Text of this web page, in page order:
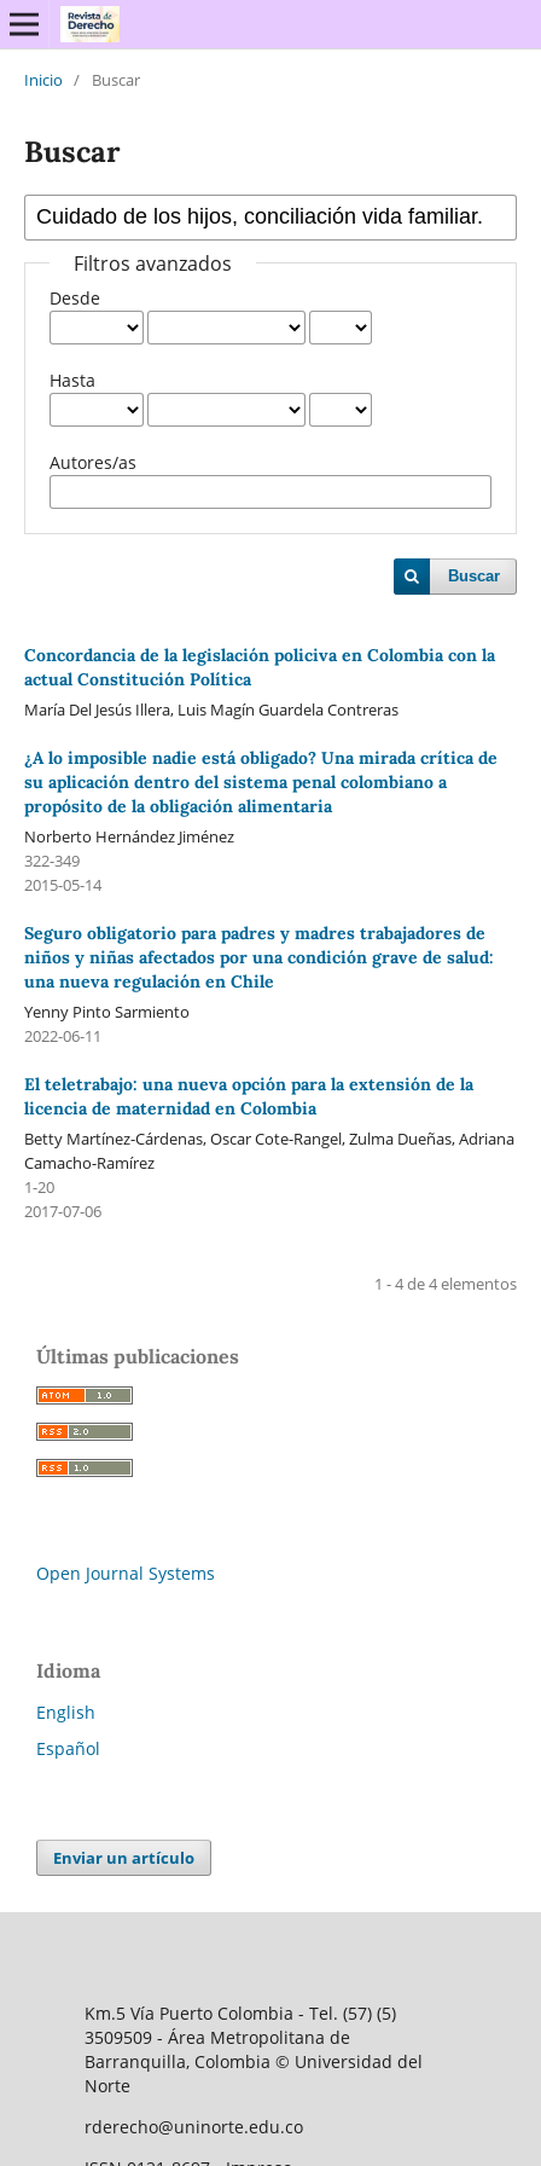
Inicio / Buscar
Buscar
Filtros avanzados
Desde
Hasta
Autores/as
Buscar
Concordancia de la legislación policiva en Colombia con la
actual Constitución Política
María Del Jesús Illera, Luis Magín Guardela Contreras
¿A lo imposible nadie está obligado? Una mirada crítica de
su aplicación dentro del sistema penal colombiano a
propósito de la obligación alimentaria
Norberto Hernández Jiménez
322-349
2015-05-14
Seguro obligatorio para padres y madres trabajadores de
niños y niñas afectados por una condición grave de salud:
una nueva regulación en Chile
Yenny Pinto Sarmiento
2022-06-11
El teletrabajo: una nueva opción para la extensión de la
licencia de maternidad en Colombia
Betty Martínez-Cárdenas, Oscar Cote-Rangel, Zulma Dueñas, Adriana
Camacho-Ramírez
1-20
2017-07-06
1 - 4 de 4 elementos
Últimas publicaciones
Open Journal Systems
Idioma
English
Español
Enviar un artículo
Km.5 Vía Puerto Colombia - Tel. (57) (5)
3509509 - Área Metropolitana de
Barranquilla, Colombia © Universidad del
Norte
rderecho@uninorte.edu.co